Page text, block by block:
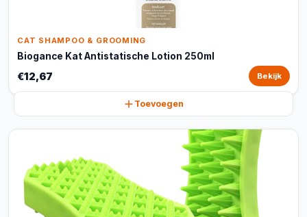
CAT SHAMPOO & GROOMING
Biogance Kat Antistatische Lotion 250ml
€12,67 Bekijk
Toevoegen